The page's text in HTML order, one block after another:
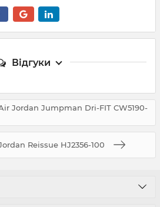
Відгуки
Jordan Jumpman Dri-FIT CW5190-
Reissue HJ2356-100